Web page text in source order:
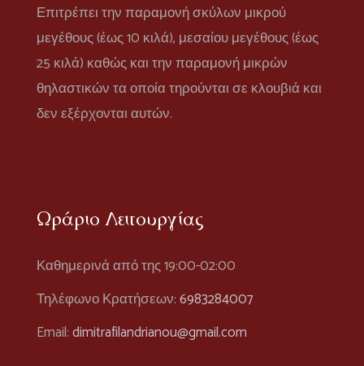
Επιτρέπει την παραμονή σκύλων μικρού
μεγέθους (έως 10 κιλά), μεσαίου μεγέθους (έως
25 κιλά) καθώς και την παραμονή μικρών
θηλαστικών τα οποία τηρούνται σε κλουβιά και
δεν εξέρχονται αυτών.
Ωράριο Λειτουργίας
Καθημερινά από της 19:00-02:00
Τηλέφωνο Κρατήσεων:6983284007
Email:dimitrafilandrianou@gmail.com